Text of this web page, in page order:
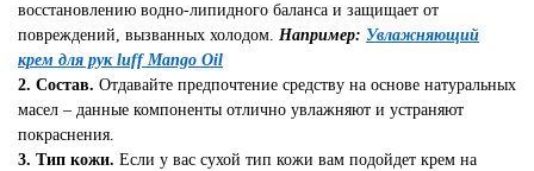
восстановлению водно-липидного баланса и защищает от
повреждений, вызванных холодом. Например: Увлажняющий
крем для рук luff Mango Oil
2. Состав. Отдавайте предпочтение средству на основе натуральных
масел – данные компоненты отлично увлажняют и устраняют
покраснения.
3. Тип кожи. Если у вас сухой тип кожи вам подойдет крем на